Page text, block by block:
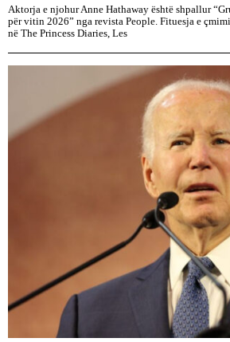
Aktorja e njohur Anne Hathaway është shpallur
për vitin 2026” nga revista People. Fituesja e
në The Princess Diaries, Les